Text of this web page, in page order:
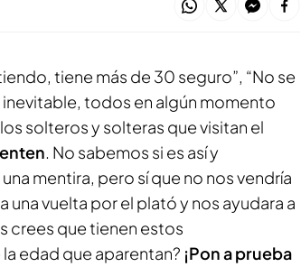
tiene más de 30 seguro”, “No se
inevitable, todos en algún momento
solteros y solteras que visitan el
. No sabemos si es así y
mentira, pero sí que no nos vendría
una vuelta por el plató y nos ayudara a
crees que tienen estos
edad que aparentan? ¡Pon a prueba